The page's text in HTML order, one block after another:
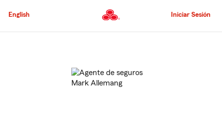
al
principal
English Iniciar Sesión